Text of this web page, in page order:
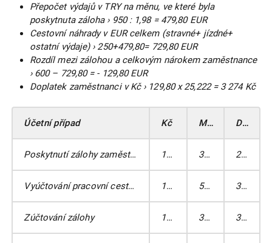
Přepočet výdajů v TRY na měnu, ve které byla
poskytnuta záloha › 950 : 1,98 = 479,80 EUR
Cestovní náhrady v EUR celkem (stravné+ jízdné+
ostatní výdaje) › 250+479,80= 729,80 EUR
Rozdíl mezi zálohou a celkovým nárokem zaměstnance
› 600 – 729,80 = - 129,80 EUR
Doplatek zaměstnanci v Kč › 129,80 x 25,222 = 3 274 Kč
Účetní případ Kč MD DAL
Poskytnutí zálohy zaměstnanci 600x25,111 15 066,6 335 211
Vyúčtování pracovní cesty 729,80 x 25,111 18 327 512 333
Zúčtování zálohy 15 066,6 333 335